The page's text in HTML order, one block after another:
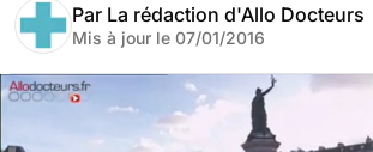
Par La rédaction d'Allo Docteurs
Mis à jour le 07/01/2016